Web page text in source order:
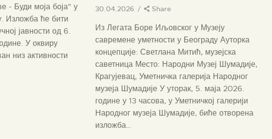
- Буди моја боја" у
Изложба ће бити
јавности од 6.
У оквиру
низ активности
30.04.2026 Share
Из Легата Боре Иљовског у Музеју
савремене уметности у Београду Ауторка
концепције: Светлана Митић, музејска
саветница Место: Народни Музеј Шумадије,
Крагујевац, Уметничка галерија Народног
музеја Шумадије У уторак, 5. маја 2026.
године у 13 часова, у Уметничкој галерији
Народног музеја Шумадије, биће отворена
изложба…